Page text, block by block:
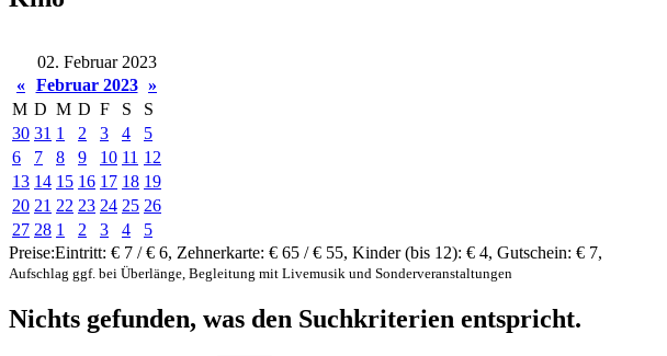
02. Februar 2023
« Februar 2023 »
M D M D F S
S
30 31 1 2 3 4
5
6
7 8 9 10 11 12
13 14 15 16 17 18 19
20 21 22 23 24 25 26
27 28 1 2 3 4
5
Preise:Eintritt: € 7 / € 6, Zehnerkarte: € 65 / € 55, Kinder (bis 12): € 4, Gutschein: € 7,
Aufschlag ggf. bei Überlänge, Begleitung mit Livemusik und Sonderveranstaltungen
Nichts gefunden, was den Suchkriterien entspricht.